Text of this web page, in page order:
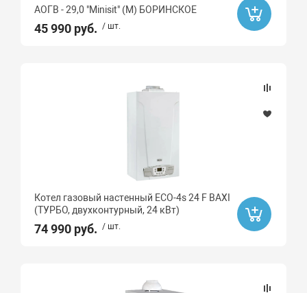
АОГВ - 29,0 "Minisit" (М) БОРИНСКОЕ
45 990 руб. / шт.
Котел газовый настенный ECO-4s 24 F BAXI
(ТУРБО, двухконтурный, 24 кВт)
74 990 руб. / шт.